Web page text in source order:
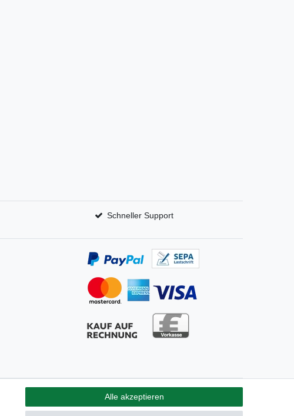
Schneller Support
AGB Kontakt
Alle akzeptieren